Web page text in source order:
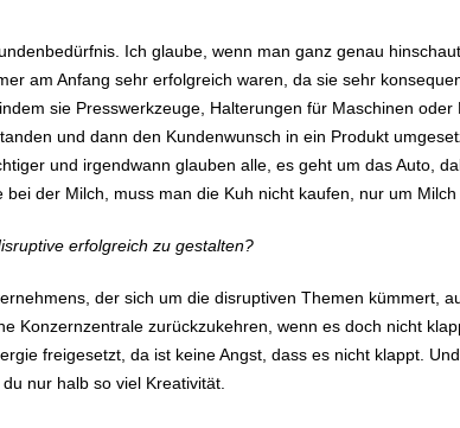
Ich glaube, wenn man ganz genau
am Anfang sehr erfolgreich waren, da sie sehr
sie Presswerkzeuge, Halterungen für Maschinen oder
und dann den Kundenwunsch in ein Produkt
und irgendwann glauben alle, es geht um das Auto,
der Milch, muss man die Kuh nicht kaufen, nur um Milch
erfolgreich zu gestalten?
der sich um die disruptiven Themen kümmert,
Konzernzentrale zurückzukehren, wenn es doch nicht
freigesetzt, da ist keine Angst, dass es nicht klappt.
nur halb so viel Kreativität.